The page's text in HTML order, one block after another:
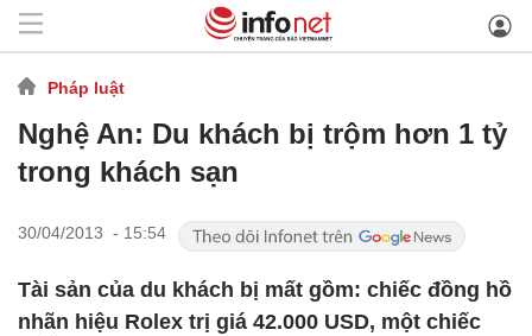
Pháp luật
Nghệ An: Du khách bị trộm hơn 1 tỷ
trong khách sạn
30/04/2013 - 15:54
Tài sản của du khách bị mất gồm: chiếc đồng hồ
nhãn hiệu Rolex trị giá 42.000 USD, một chiếc